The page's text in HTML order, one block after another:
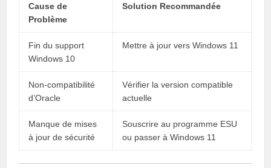
Cause de
Problème
Solution Recommandée
Fin du support
Windows 10
Mettre à jour vers Windows 11
Non-compatibilité
d’Oracle
Vérifier la version compatible
actuelle
Manque de mises
à jour de sécurité
Souscrire au programme ESU
ou passer à Windows 11